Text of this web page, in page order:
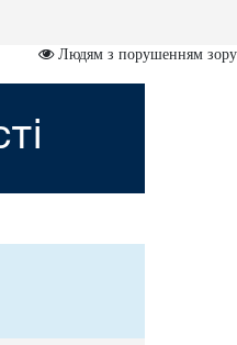
Людям з порушенням зору